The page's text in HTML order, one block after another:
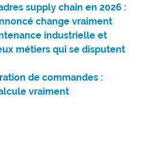
supply chain en 2026 :
change vraiment
industrielle et
métiers qui se disputent
de commandes :
vraiment